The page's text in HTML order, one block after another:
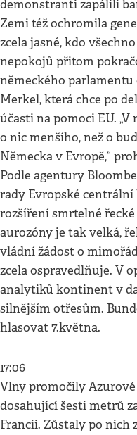
demonstranti zapálili
Zemi též ochromila
zcela jasné, kdo
nepokojů přitom
německého
Merkel, která chce po
účasti na pomoci EU.
o nic menšího, než o
Německa v Evropě,“
Podle agentury
rady Evropské centrální
rozšíření smrtelné
aurozóny je tak velká,
vládní žádost o
zcela ospravedlňuje. V
analytiků kontinent v
silnějším otřesům.
hlasovat 7.května.
17:06
Vlny promočily
dosahující šesti metrů
Francii. Zůstaly po nich